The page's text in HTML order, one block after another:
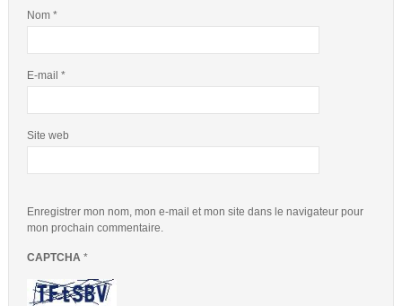
Nom *
E-mail *
Site web
Enregistrer mon nom, mon e-mail et mon site dans le navigateur pour
mon prochain commentaire.
CAPTCHA *